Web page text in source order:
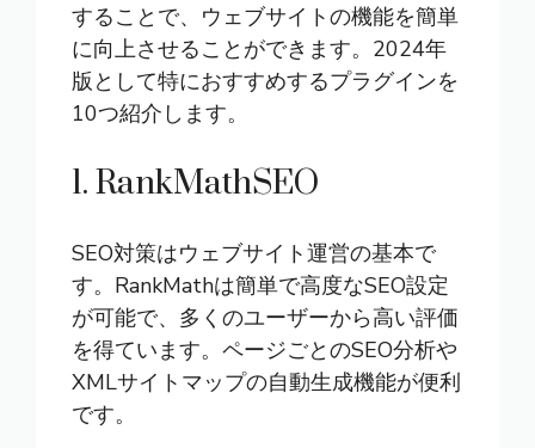
することで、ウェブサイトの機能を簡単
に向上させることができます。2024年
版として特におすすめするプラグインを
10つ紹介します。
1. RankMathSEO
SEO対策はウェブサイト運営の基本で
す。RankMathは簡単で高度なSEO設定
が可能で、多くのユーザーから高い評価
を得ています。ページごとのSEO分析や
XMLサイトマップの自動生成機能が便利
です。